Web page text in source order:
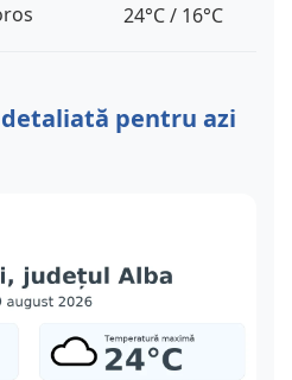
24°C / 16°C
pentru azi